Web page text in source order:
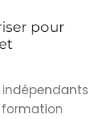
pour
indépendants
formation